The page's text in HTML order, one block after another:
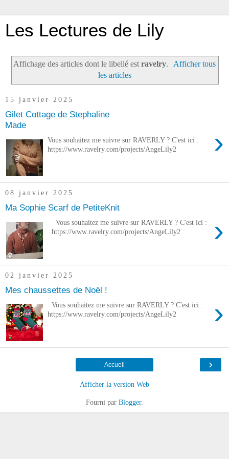
Les Lectures de Lily
Affichage des articles dont le libellé est ravelry.
Afficher tous
les articles
15 janvier 2025
Gilet Cottage de Stephaline
Made
›
Vous souhaitez me suivre sur RAVERLY ? C'est ici :
https://www.ravelry.com/projects/AngeLily2
08 janvier 2025
Ma Sophie Scarf de PetiteKnit
›
Vous souhaitez me suivre sur RAVERLY ? C'est ici :
https://www.ravelry.com/projects/AngeLily2
02 janvier 2025
Mes chaussettes de Noël !
›
Vous souhaitez me suivre sur RAVERLY ? C'est ici :
https://www.ravelry.com/projects/AngeLily2
›
Accueil
Afficher la version Web
Fourni par Blogger.